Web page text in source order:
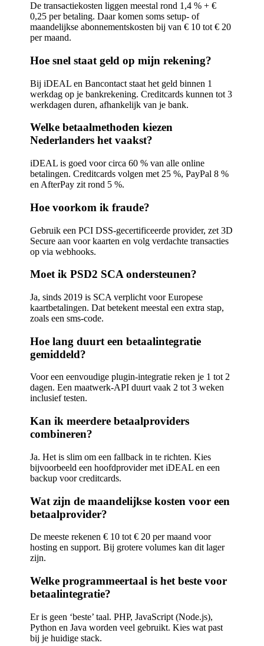
De transactiekosten liggen meestal rond 1,4 % + €
0,25 per betaling. Daar komen soms setup- of
maandelijkse abonnementskosten bij van € 10 tot € 20
per maand.
Hoe snel staat geld op mijn rekening?
Bij iDEAL en Bancontact staat het geld binnen 1
werkdag op je bankrekening. Creditcards kunnen tot 3
werkdagen duren, afhankelijk van je bank.
Welke betaalmethoden kiezen
Nederlanders het vaakst?
iDEAL is goed voor circa 60 % van alle online
betalingen. Creditcards volgen met 25 %, PayPal 8 %
en AfterPay zit rond 5 %.
Hoe voorkom ik fraude?
Gebruik een PCI DSS-gecertificeerde provider, zet 3D
Secure aan voor kaarten en volg verdachte transacties
op via webhooks.
Moet ik PSD2 SCA ondersteunen?
Ja, sinds 2019 is SCA verplicht voor Europese
kaartbetalingen. Dat betekent meestal een extra stap,
zoals een sms-code.
Hoe lang duurt een betaalintegratie
gemiddeld?
Voor een eenvoudige plugin-integratie reken je 1 tot 2
dagen. Een maatwerk-API duurt vaak 2 tot 3 weken
inclusief testen.
Kan ik meerdere betaalproviders
combineren?
Ja. Het is slim om een fallback in te richten. Kies
bijvoorbeeld een hoofdprovider met iDEAL en een
backup voor creditcards.
Wat zijn de maandelijkse kosten voor een
betaalprovider?
De meeste rekenen € 10 tot € 20 per maand voor
hosting en support. Bij grotere volumes kan dit lager
zijn.
Welke programmeertaal is het beste voor
betaalintegratie?
Er is geen ‘beste’ taal. PHP, JavaScript (Node.js),
Python en Java worden veel gebruikt. Kies wat past
bij je huidige stack.